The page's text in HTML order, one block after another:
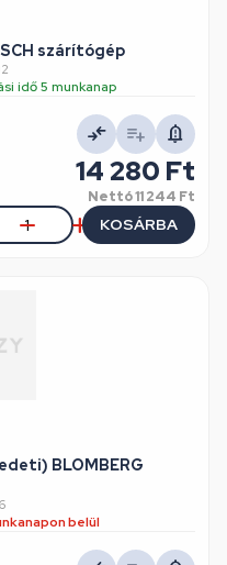
szárítógép
idő 5 munkanap
14 280 Ft
Nettó11 244 Ft
KOSÁRBA
BLOMBERG
belül